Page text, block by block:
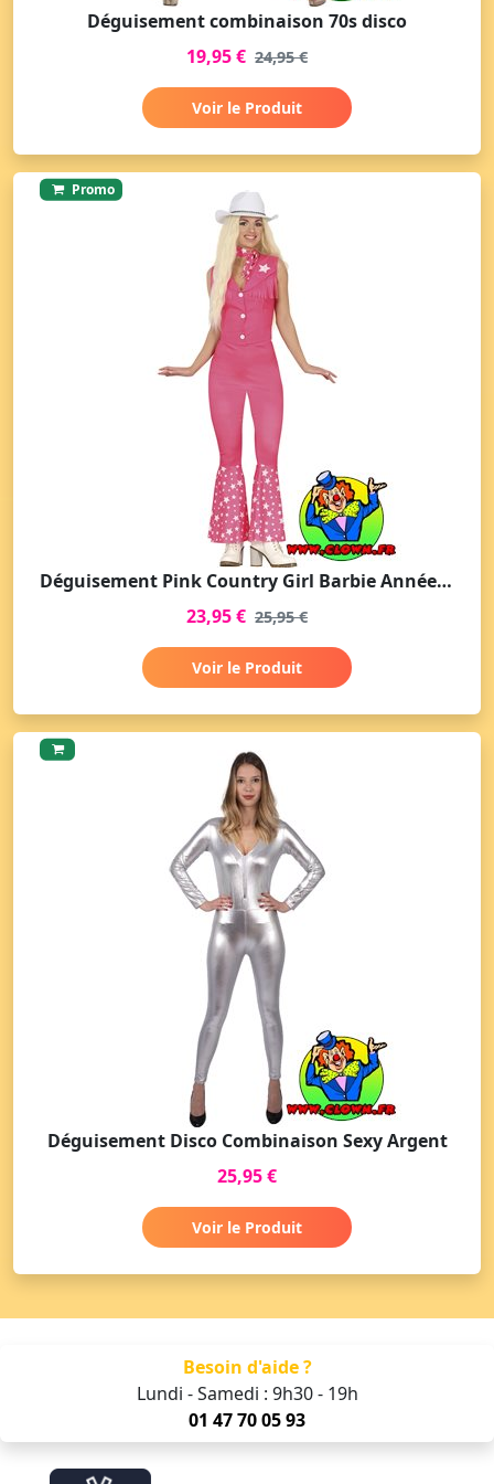
Déguisement combinaison 70s disco
19,95 € 24,95 €
Voir le Produit
Promo
Déguisement Pink Country Girl Barbie Années 70 Disco pour Femme
23,95 € 25,95 €
Voir le Produit
Déguisement Disco Combinaison Sexy Argent
25,95 €
Voir le Produit
Besoin d'aide ?
Lundi - Samedi : 9h30 - 19h
01 47 70 05 93